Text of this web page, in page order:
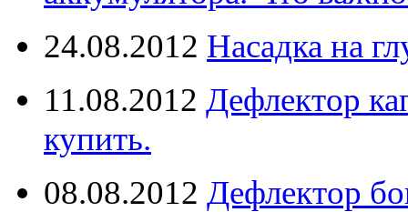
24.08.2012 Насадка на
11.08.2012 Дефлектор
купить.
08.08.2012 Дефлектор